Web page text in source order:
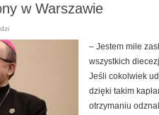
w Warszawie
– Jestem mile
wszystkich
Jeśli cokolwiek
dzięki takim
otrzymaniu